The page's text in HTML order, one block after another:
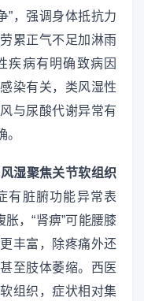
”，强调身体抵抗力
累正气不足加淋雨
疾病有明确致病因
染有关，类风湿性
与尿酸代谢异常有
湿聚焦关节软组织
有脏腑功能异常表
，“肾痹”可能腰膝
丰富，除疼痛外还
至肢体萎缩。西医
组织，症状相对集